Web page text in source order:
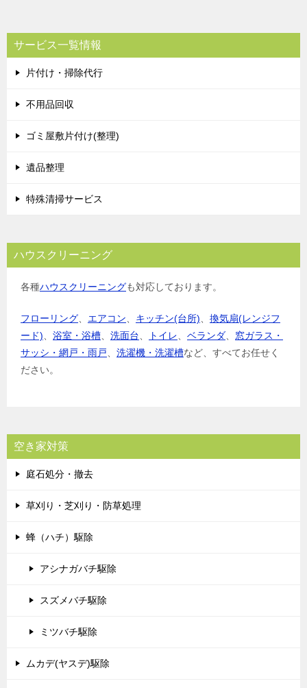
ビ
ゲ
ー
シ
サービス一覧情報
片付け・掃除代行
不用品回収
ゴミ屋敷片付け(整理)
遺品整理
特殊清掃サービス
ハウスクリーニング
各種ハウスクリーニングも対応しております。
フローリング、 エアコン、 キッチン(台所)、 換気扇(レンジフ
ード)、 浴室・浴槽、 洗面台、 トイレ、 ベランダ、 窓ガラス・
サッシ・網戸・雨戸、 洗濯機・洗濯槽など、すべてお任せく
ださい。
空き家対策
庭石処分・撤去
草刈り・芝刈り・防草処理
蜂（ハチ）駆除
アシナガバチ駆除
スズメバチ駆除
ミツバチ駆除
ムカデ(ヤスデ)駆除